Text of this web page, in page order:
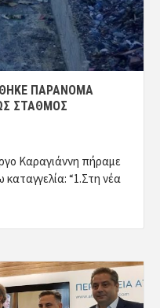
ΠΑΡΆΝΟΜΑ
ΣΤΑΘΜΌΣ
Καραγιάννη πήραμε
“1.Στη νέα